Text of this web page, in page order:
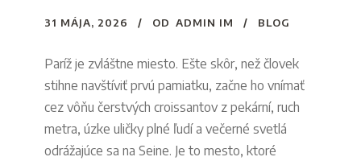
31 MÁJA, 2026 OD ADMIN IM BLOG
Paríž je zvláštne miesto. Ešte skôr, než človek
stihne navštíviť prvú pamiatku, začne ho vnímať
cez vôňu čerstvých croissantov z pekární, ruch
metra, úzke uličky plné ľudí a večerné svetlá
odrážajúce sa na Seine. Je to mesto, ktoré